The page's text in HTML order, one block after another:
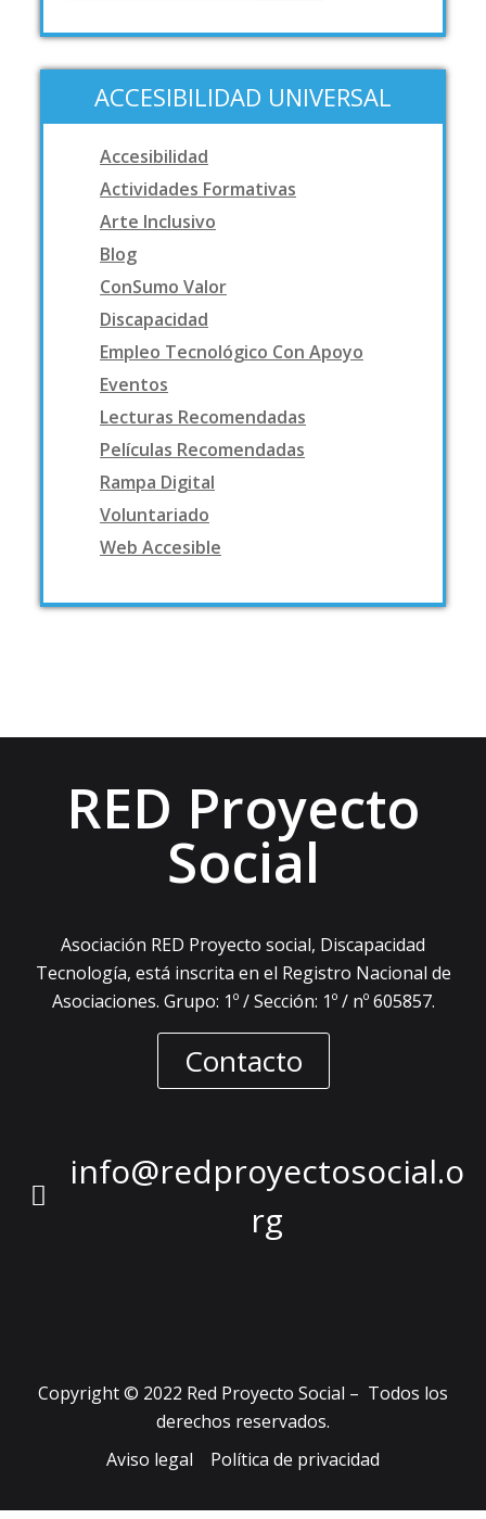
ACCESIBILIDAD UNIVERSAL
Accesibilidad
Actividades Formativas
Arte Inclusivo
Blog
ConSumo Valor
Discapacidad
Empleo Tecnológico Con Apoyo
Eventos
Lecturas Recomendadas
Películas Recomendadas
Rampa Digital
Voluntariado
Web Accesible
RED Proyecto
Social
Asociación RED Proyecto social, Discapacidad
Tecnología, está inscrita en el Registro Nacional de
Asociaciones. Grupo: 1º / Sección: 1º / nº 605857.
Contacto
info@redproyectosocial.o
rg
Copyright © 2022 Red Proyecto Social – Todos los
derechos reservados.
Aviso legal
Política de privacidad